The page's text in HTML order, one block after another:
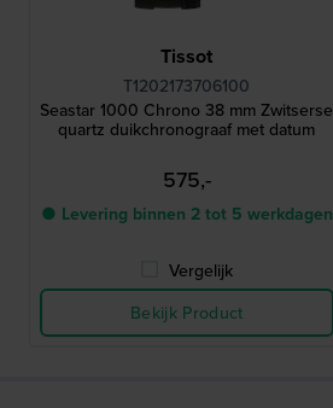
Tissot
T1202173706100
Seastar 1000 Chrono 38 mm Zwitserse
quartz duikchronograaf met datum
575,-
● Levering binnen 2 tot 5 werkdagen
Vergelijk
Bekijk Product